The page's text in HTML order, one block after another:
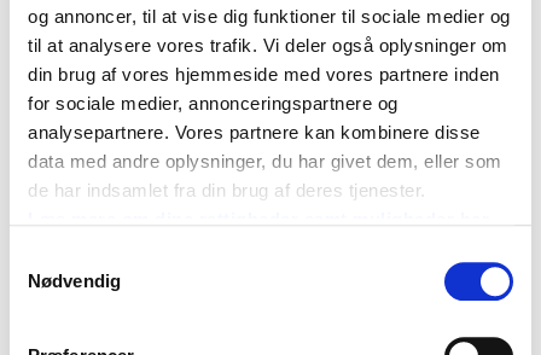
og annoncer, til at vise dig funktioner til sociale medier og
til at analysere vores trafik. Vi deler også oplysninger om
din brug af vores hjemmeside med vores partnere inden
for sociale medier, annonceringspartnere og
analysepartnere. Vores partnere kan kombinere disse
data med andre oplysninger, du har givet dem, eller som
de har indsamlet fra din brug af deres tjenester.
Nødvendig
Pakken kan ikke bookes